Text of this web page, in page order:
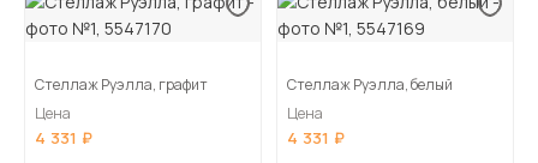
Стеллаж Руэлла, графит
Цена
4 331
Стеллаж Руэлла, белый
Цена
4 331